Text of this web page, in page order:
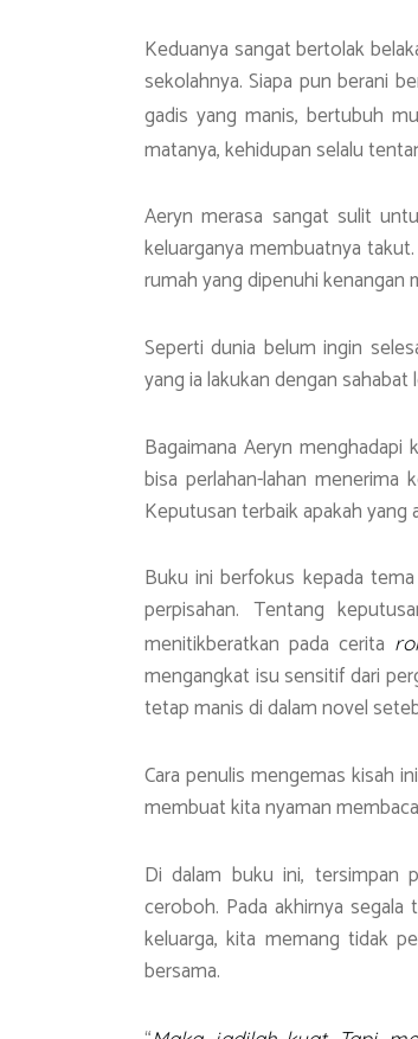
Keduanya sangat bertolak
sekolahnya. Siapa pun berani
gadis yang manis, bertubuh
matanya, kehidupan selalu
Aeryn merasa sangat sulit
keluarganya membuatnya
rumah yang dipenuhi kenangan
Seperti dunia belum ingin
yang ia lakukan dengan
Bagaimana Aeryn
bisa perlahan-lahan menerima
Keputusan terbaik apakah yang
Buku ini berfokus kepada
perpisahan. Tentang
menitikberatkan pada cerita
mengangkat isu sensitif dari
tetap manis di dalam novel
Cara penulis mengemas kisah
membuat kita nyaman
Di dalam buku ini, tersimpan
ceroboh. Pada akhirnya segala
keluarga, kita memang tidak
bersama.